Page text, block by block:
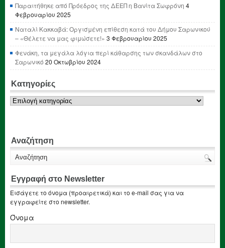
Παραιτήθηκε από Πρόεδρος της ΔΕΕΠ η Βανίτα Σωφρόνη 4
Φεβρουαρίου 2025
Ναταλί Κακκαβά: Οργισμένη επίθεση κατά του Δήμου Σαρωνικού
– «Θέλετε να μας φιμώσετε!» 3 Φεβρουαρίου 2025
Φενάκη, τα μεγάλα λόγια περί κάθαρσης των σκανδάλων στο
Σαρωνικό 20 Οκτωβρίου 2024
Κατηγορίες
Κατηγορίες
Αναζήτηση
Εγγραφή στο Newsletter
Εισάγετε το όνομα (προαιρετικά) και το e-mail σας για να
εγγραφείτε στο newsletter.
Όνομα